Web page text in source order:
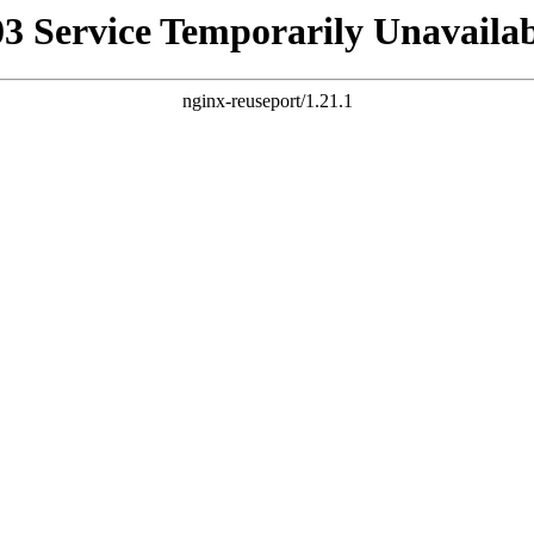
Service Temporarily
nginx-reuseport/1.21.1